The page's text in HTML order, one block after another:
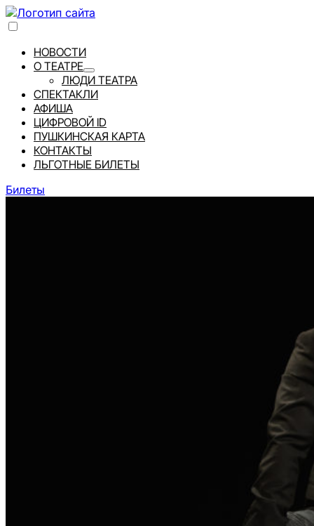
НОВОСТИ
О ТЕАТРЕ
ЛЮДИ ТЕАТРА
СПЕКТАКЛИ
АФИША
ЦИФРОВОЙ ID
ПУШКИНСКАЯ КАРТА
КОНТАКТЫ
ЛЬГОТНЫЕ БИЛЕТЫ
Билеты